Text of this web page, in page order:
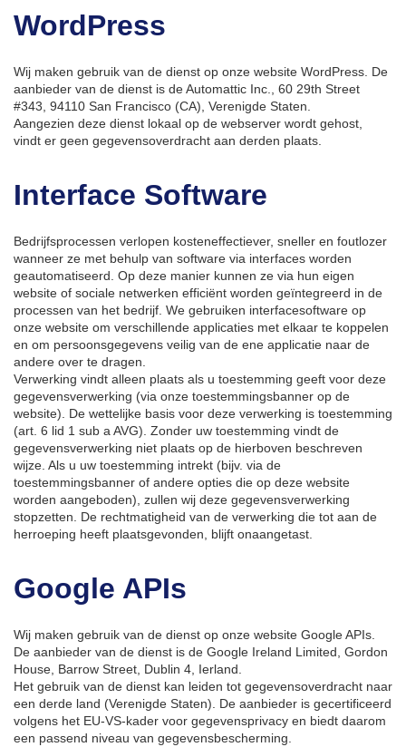
WordPress
Wij maken gebruik van de dienst op onze website WordPress. De
aanbieder van de dienst is de Automattic Inc., 60 29th Street
#343, 94110 San Francisco (CA), Verenigde Staten.
Aangezien deze dienst lokaal op de webserver wordt gehost,
vindt er geen gegevensoverdracht aan derden plaats.
Interface Software
Bedrijfsprocessen verlopen kosteneffectiever, sneller en foutlozer
wanneer ze met behulp van software via interfaces worden
geautomatiseerd. Op deze manier kunnen ze via hun eigen
website of sociale netwerken efficiënt worden geïntegreerd in de
processen van het bedrijf. We gebruiken interfacesoftware op
onze website om verschillende applicaties met elkaar te koppelen
en om persoonsgegevens veilig van de ene applicatie naar de
andere over te dragen.
Verwerking vindt alleen plaats als u toestemming geeft voor deze
gegevensverwerking (via onze toestemmingsbanner op de
website). De wettelijke basis voor deze verwerking is toestemming
(art. 6 lid 1 sub a AVG). Zonder uw toestemming vindt de
gegevensverwerking niet plaats op de hierboven beschreven
wijze. Als u uw toestemming intrekt (bijv. via de
toestemmingsbanner of andere opties die op deze website
worden aangeboden), zullen wij deze gegevensverwerking
stopzetten. De rechtmatigheid van de verwerking die tot aan de
herroeping heeft plaatsgevonden, blijft onaangetast.
Google APIs
Wij maken gebruik van de dienst op onze website Google APIs.
De aanbieder van de dienst is de Google Ireland Limited, Gordon
House, Barrow Street, Dublin 4, Ierland.
Het gebruik van de dienst kan leiden tot gegevensoverdracht naar
een derde land (Verenigde Staten). De aanbieder is gecertificeerd
volgens het EU-VS-kader voor gegevensprivacy en biedt daarom
een passend niveau van gegevensbescherming.